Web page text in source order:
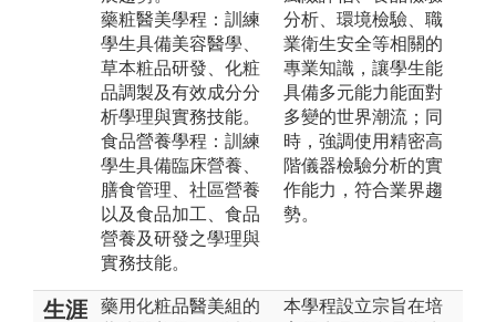
藥粧醫美學程：訓練
學生具備美容醫學、
草本粧品研發、化粧
品調製及有效成分分
析學理與實務技能。
食品營養學程：訓練
學生具備臨床營養、
膳食管理、社區營養
以及食品加工、食品
營養及研發之學理與
實務技能。
分析、環境檢驗、職
業衛生安全等相關的
專業知識，讓學生能
具備多元能力能面對
多變的世界潮流；同
時，強調使用精密高
階儀器檢驗分析的實
作能力，符合業界趨
勢。
生涯
藥用化粧品醫美組的
本學程設立宗旨在培